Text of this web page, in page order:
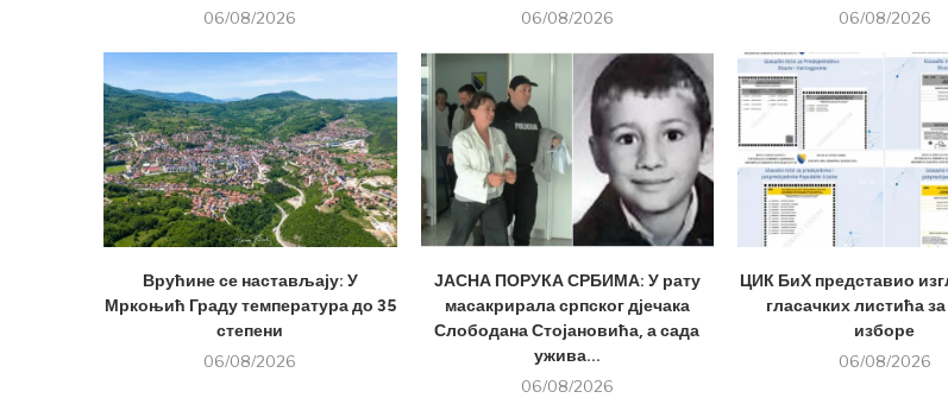
06/08/2026 06/08/2026 06/08/2026
Врућине се настављају: У
Мркоњић Граду температура до 35
степени
06/08/2026
ЈАСНА ПОРУКА СРБИМА: У рату
масакрирала српског дјечака
Слободана Стојановића, а сада
ужива...
06/08/2026
ЦИК БиХ представио
гласачких листића
изборе
06/08/2026